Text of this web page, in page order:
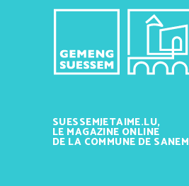
SUESSEMJETAIME.LU,
LE MAGAZINE ONLINE
DE LA COMMUNE DE SANEM